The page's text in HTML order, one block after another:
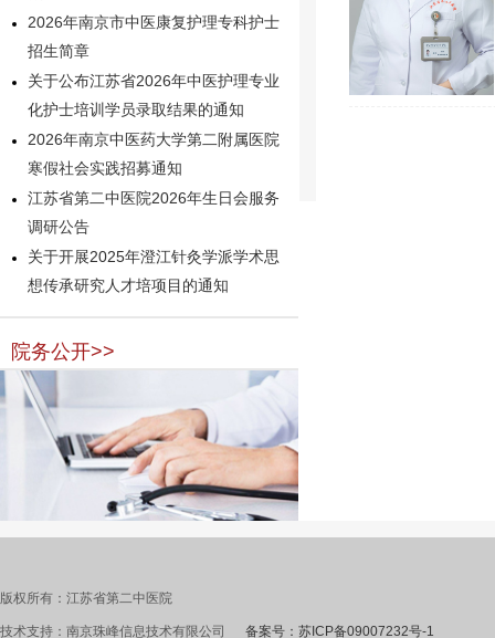
2026年南京市中医康复护理专科护士
招生简章
关于公布江苏省2026年中医护理专业
化护士培训学员录取结果的通知
2026年南京中医药大学第二附属医院
寒假社会实践招募通知
江苏省第二中医院2026年生日会服务
调研公告
关于开展2025年澄江针灸学派学术思
想传承研究人才培项目的通知
院务公开>>
版权所有：江苏省第二中医院
技术支持：南京珠峰信息技术有限公司 备案号：苏ICP备09007232号-1